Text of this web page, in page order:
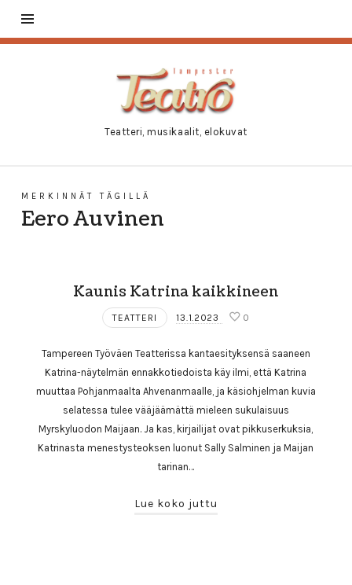
Tampester
Teatro
Teatteri, musikaalit, elokuvat
MERKINNÄT TÄGILLÄ
Eero Auvinen
Kaunis Katrina kaikkineen
TEATTERI 13.1.2023 0
Tampereen Työväen Teatterissa kantaesityksensä saaneen
Katrina-näytelmän ennakkotiedoista käy ilmi, että Katrina
muuttaa Pohjanmaalta Ahvenanmaalle, ja käsiohjelman kuvia
selatessa tulee vääjäämättä mieleen sukulaisuus
Myrskyluodon Maijaan. Ja kas, kirjailijat ovat pikkuserkuksia,
Katrinasta menestysteoksen luonut Sally Salminen ja Maijan
tarinan…
Lue koko juttu